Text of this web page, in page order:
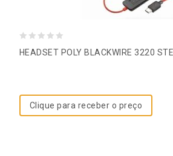
HEADSET POLY BLACKWIRE 3220
Clique para receber o preço